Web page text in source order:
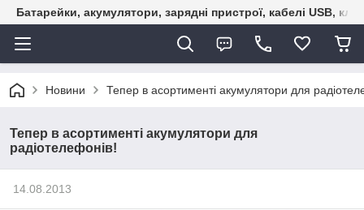
Батарейки, акумулятори, зарядні пристрої, кабелі USB,
Новини Тепер в асортименті акумулятори для
Тепер в асортименті акумулятори для
радіотелефонів!
14.08.2013